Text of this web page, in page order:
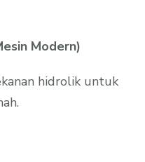
Modern)
hidrolik untuk